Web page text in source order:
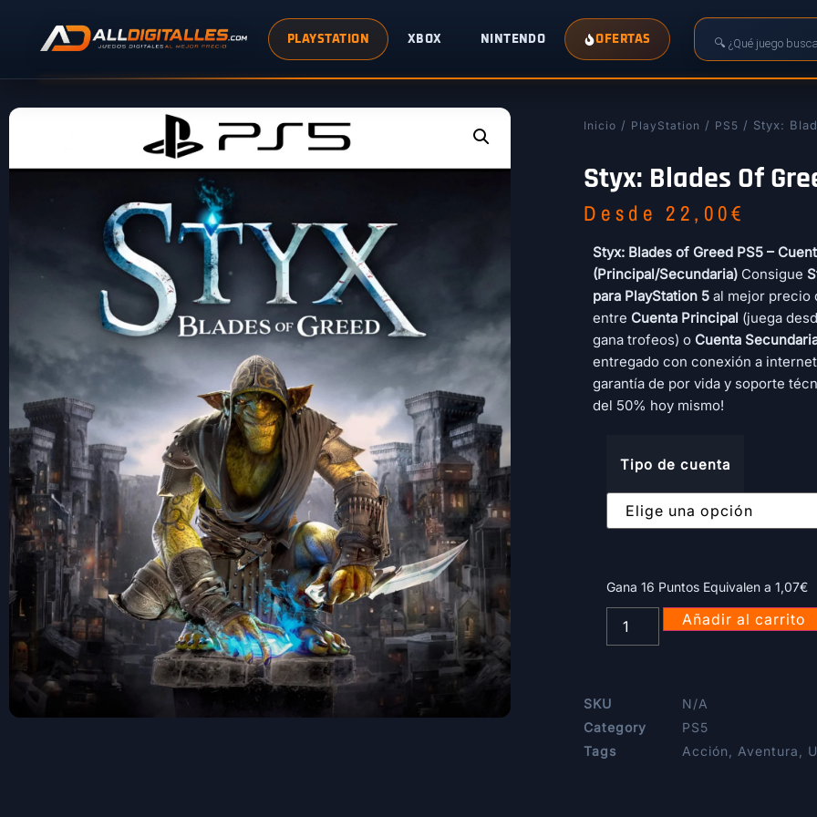
PLAYSTATION XBOX NINTENDO OFERTAS
Inicio / PlayStation / PS5 / Styx:
Styx: Blades Of
Desde 22,00€
Styx: Blades of Greed PS5 –
(Principal/Secundaria) Consigue
para PlayStation 5 al mejor precio
entre Cuenta Principal (juega
gana trofeos) o Cuenta
entregado con conexión a
garantía de por vida y soporte
del 50% hoy mismo!
Tipo de cuenta
Gana 16 Puntos Equivalen a 1,07€
Añadir al carrito
SKU
N/A
Category
PS5
Tags
Acción Aventura